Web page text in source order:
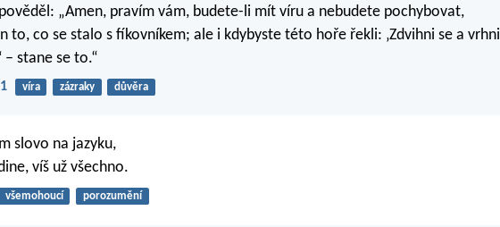
„Amen, pravím vám, budete-li mít víru a nebudete pochybovat,
to, co se stalo s fíkovníkem; ale i kdybyste této hoře řekli: ‚Zdvihni se a vrhni
– stane se to.“
víra zázraky důvěra
slovo na jazyku,
víš už všechno.
všemohoucí porozumění